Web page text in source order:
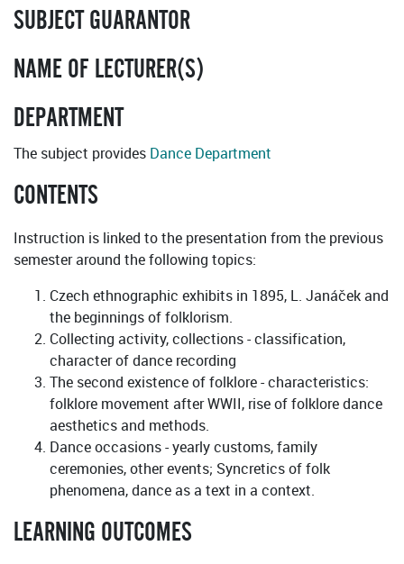
SUBJECT GUARANTOR
NAME OF LECTURER(S)
DEPARTMENT
The subject provides Dance Department
CONTENTS
Instruction is linked to the presentation from the previous
semester around the following topics:
Czech ethnographic exhibits in 1895, L. Janáček and
the beginnings of folklorism.
Collecting activity, collections - classification,
character of dance recording
The second existence of folklore - characteristics:
folklore movement after WWII, rise of folklore dance
aesthetics and methods.
Dance occasions - yearly customs, family
ceremonies, other events; Syncretics of folk
phenomena, dance as a text in a context.
LEARNING OUTCOMES